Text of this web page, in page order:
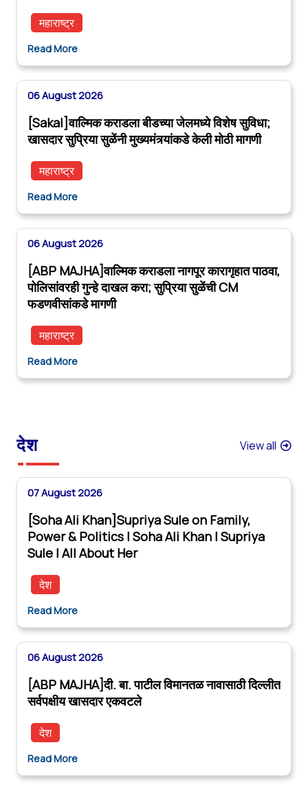
महाराष्ट्र
Read More
06 August 2026
[Sakal]वाल्मिक कराडला बीडच्या जेलमध्ये विशेष सुविधा;
खासदार सुप्रिया सुळेंनी मुख्यमंत्र्यांकडे केली मोठी मागणी
महाराष्ट्र
Read More
06 August 2026
[ABP MAJHA]वाल्मिक कराडला नागपूर कारागृहात पाठवा,
पोलिसांवरही गुन्हे दाखल करा; सुप्रिया सुळेंची CM
फडणवीसांकडे मागणी
महाराष्ट्र
Read More
देश View all
07 August 2026
[Soha Ali Khan]Supriya Sule on Family,
Power & Politics | Soha Ali Khan | Supriya
Sule | All About Her
देश
Read More
06 August 2026
[ABP MAJHA]दी. बा. पाटील विमानतळ नावासाठी दिल्लीत
सर्वपक्षीय खासदार एकवटले
देश
Read More